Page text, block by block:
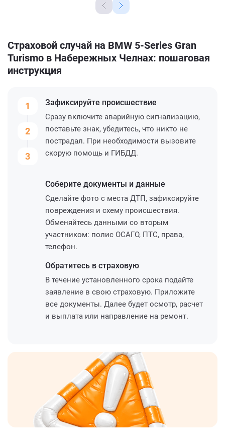
Страховой случай на BMW 5-Series Gran
Turismo в Набережных Челнах: пошаговая
инструкция
1
2
3
Зафиксируйте происшествие
Сразу включите аварийную сигнализацию,
поставьте знак, убедитесь, что никто не
пострадал. При необходимости вызовите
скорую помощь и ГИБДД.
Соберите документы и данные
Сделайте фото с места ДТП, зафиксируйте
повреждения и схему происшествия.
Обменяйтесь данными со вторым
участником: полис ОСАГО, ПТС, права,
телефон.
Обратитесь в страховую
В течение установленного срока подайте
заявление в свою страховую. Приложите
все документы. Далее будет осмотр, расчет
и выплата или направление на ремонт.